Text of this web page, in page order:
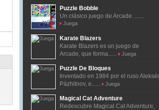
Puzzle Bobble
Un clásico juego de Arcade. ......
Juega
Karate Blazers
Karate Blazers es un juego de
Arcade, que forma......
Juega
Puzzle De Bloques
Inventado en 1984 por el ruso Alekséi
Pázhitnov, e......
Juega
Magical Cat Adventure
Redescubre Magical Cat Adventure,